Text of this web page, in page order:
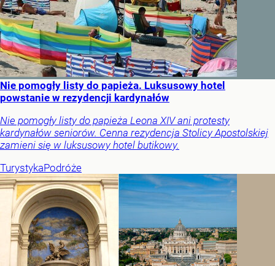
Nie pomogły listy do papieża. Luksusowy hotel
powstanie w rezydencji kardynałów
Nie pomogły listy do papieża Leona XIV ani protesty
kardynałów seniorów. Cenna rezydencja Stolicy Apostolskiej
zamieni się w luksusowy hotel butikowy.
TurystykaPodróże